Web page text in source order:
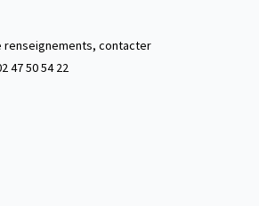
renseignements, contacter
47 50 54 22